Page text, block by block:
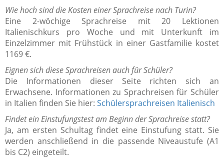
Wie hoch sind die Kosten einer Sprachreise nach Turin?
Eine 2-wöchige Sprachreise mit 20 Lektionen
Italienischkurs pro Woche und mit Unterkunft im
Einzelzimmer mit Frühstück in einer Gastfamilie kostet
1169 €.
Eignen sich diese Sprachreisen auch für Schüler?
Die Informationen dieser Seite richten sich an
Erwachsene. Informationen zu Sprachreisen für Schüler
in Italien finden Sie hier: Schülersprachreisen Italienisch
Findet ein Einstufungstest am Beginn der Sprachreise statt?
Ja, am ersten Schultag findet eine Einstufung statt. Sie
werden anschließend in die passende Niveaustufe (A1
bis C2) eingeteilt.